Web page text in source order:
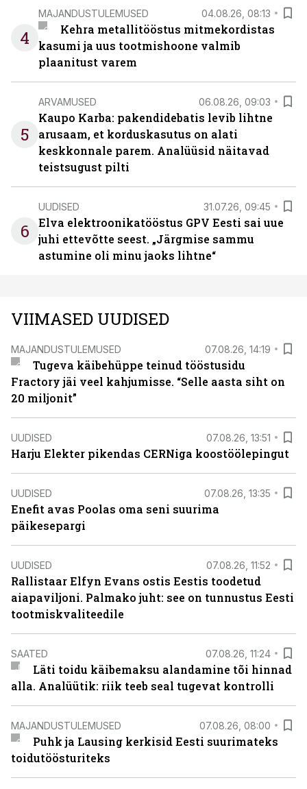
4
MAJANDUSTULEMUSED 04.08.26, 08:13
Kehra metallitööstus mitmekordistas
kasumi ja uus tootmishoone valmib
plaanitust varem
5
ARVAMUSED 06.08.26, 09:03
Kaupo Karba: pakendidebatis levib lihtne
arusaam, et korduskasutus on alati
keskkonnale parem. Analüüsid näitavad
teistsugust pilti
6
UUDISED 31.07.26, 09:45
Elva elektroonikatööstus GPV Eesti sai uue
juhi ettevõtte seest. „Järgmise sammu
astumine oli minu jaoks lihtne“
VIIMASED UUDISED
MAJANDUSTULEMUSED 07.08.26, 14:19
Tugeva käibehüppe teinud tööstusidu
Fractory jäi veel kahjumisse. “Selle aasta siht on
20 miljonit”
UUDISED 07.08.26, 13:51
Harju Elekter pikendas CERNiga koostöölepingut
UUDISED 07.08.26, 13:35
Enefit avas Poolas oma seni suurima
päikesepargi
UUDISED 07.08.26, 11:52
Rallistaar Elfyn Evans ostis Eestis toodetud
aiapaviljoni. Palmako juht: see on tunnustus Eesti
tootmiskvaliteedile
SAATED 07.08.26, 11:24
Läti toidu käibemaksu alandamine tõi hinnad
alla. Analüütik: riik teeb seal tugevat kontrolli
MAJANDUSTULEMUSED 07.08.26, 08:00
Puhk ja Lausing kerkisid Eesti suurimateks
toidutöösturiteks